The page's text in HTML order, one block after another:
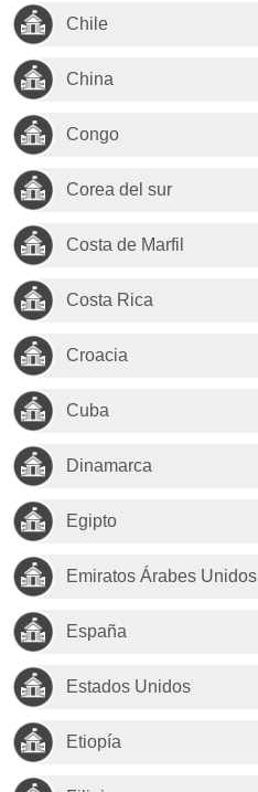
Chile
China
Congo
Corea del sur
Costa de Marfil
Costa Rica
Croacia
Cuba
Dinamarca
Egipto
Emiratos Árabes Unidos
España
Estados Unidos
Etiopía